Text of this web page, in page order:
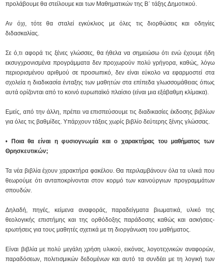
προλάβουμε θα στείλουμε και των Μαθηματικών της Β΄ τάξης Δημοτικού.
Αν όχι, τότε θα σταλεί εγκύκλιος με όλες τις διορθώσεις και οδηγίες
διδασκαλίας.
Σε ό,τι αφορά τις ξένες γλώσσες, θα ήθελα να σημειώσω ότι ενώ έχουμε ήδη
εκσυγχρονισμένα προγράμματα δεν προχωρούν πολύ γρήγορα, καθώς, λόγω
περιορισμένου αριθμού σε προσωπικό, δεν είναι εύκολο να εφαρμοστεί στα
σχολεία η διαδικασία ένταξης των μαθητών στα επίπεδα γλωσσομάθειας όπως
αυτά ορίζονται από το κοινό ευρωπαϊκό πλαίσιο (είναι μια εξάβαθμη κλίμακα).
Εμείς, από την άλλη, πρέπει να επισπεύσουμε τις διαδικασίες έκδοσης βιβλίων
για όλες τις βαθμίδες. Υπάρχουν τάξεις χωρίς βιβλίο δεύτερης ξένης γλώσσας.
•
Ποια θα είναι η φυσιογνωμία και ο χαρακτήρας του μαθήματος των
Θρησκευτικών;
Τα νέα βιβλία έχουν χαρακτήρα φακέλου. Θα περιλαμβάνουν όλα τα υλικά που
θεωρούμε ότι ανταποκρίνονται στον κορμό των καινούργιων προγραμμάτων
σπουδών.
Δηλαδή, πηγές, κείμενα αναφοράς, παραδείγματα βιωματικά, υλικό της
θεολογικής επιστήμης και της ορθόδοξης παράδοσης καθώς και ασκήσεις-
ερωτήσεις για τους μαθητές σχετικά με τη διοργάνωση του μαθήματος.
Είναι βιβλία με πολύ μεγάλη χρήση υλικού, εικόνας, λογοτεχνικών αναφορών,
παραδόσεων, πολιτισμικών δεδομένων και αυτό τα συνδέει με τη λογική των